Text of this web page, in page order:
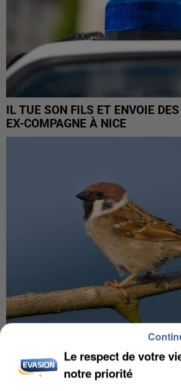
IL TUE SON FILS ET ENVOIE
EX-COMPAGNE À NICE
APRÈS TOUTES CES
DE FAUNE SAUVAGE SONT...
Le respect de votre
notre priorité